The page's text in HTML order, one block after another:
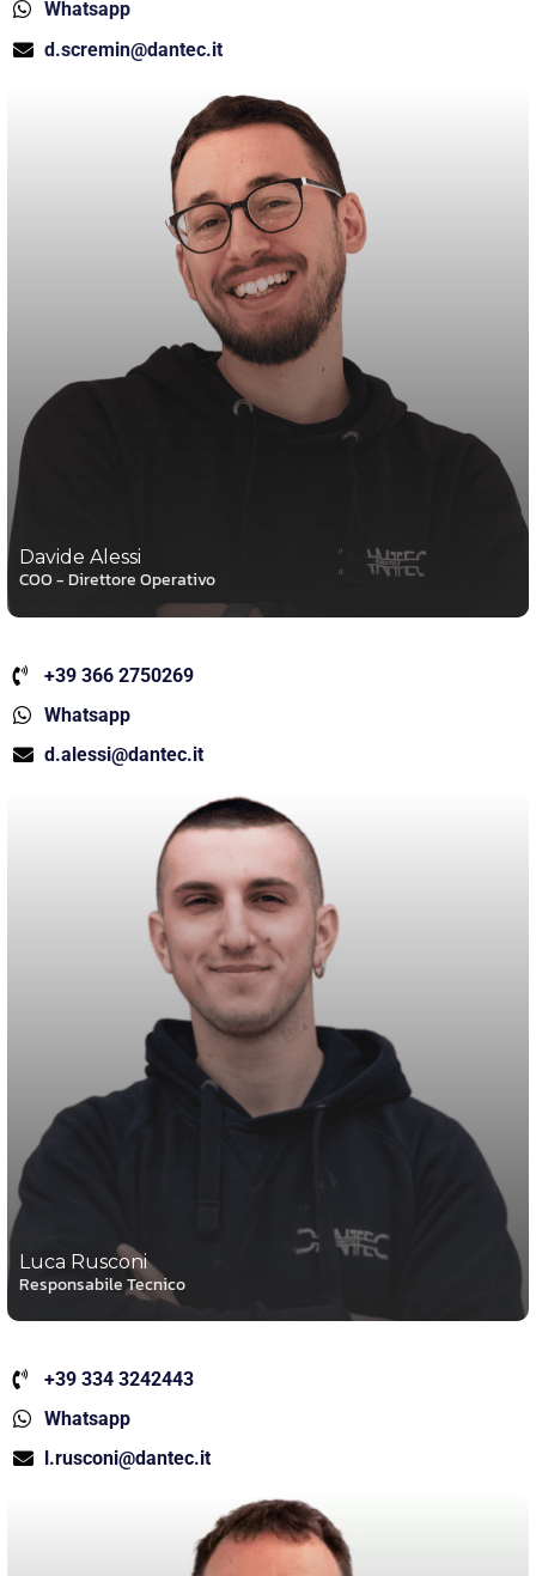
Whatsapp
d.scremin@dantec.it
Davide Alessi
COO - Direttore Operativo
+39 366 2750269
Whatsapp
d.alessi@dantec.it
Luca Rusconi
Responsabile Tecnico
+39 334 3242443
Whatsapp
l.rusconi@dantec.it